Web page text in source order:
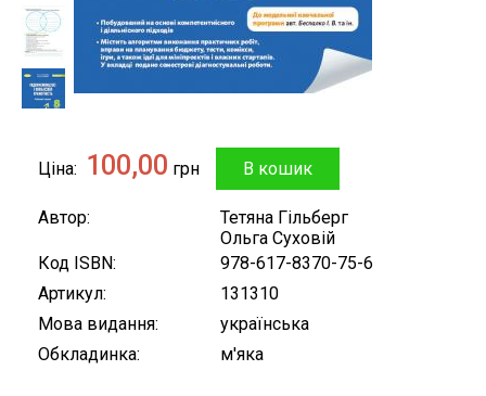
Ціна 100,00 грн
Автор
Тетяна Гільберг
Ольга Суховій
Код ISBN
978-617-8370-75-6
Артикул
131310
Мова видання
українська
Обкладинка
м'яка